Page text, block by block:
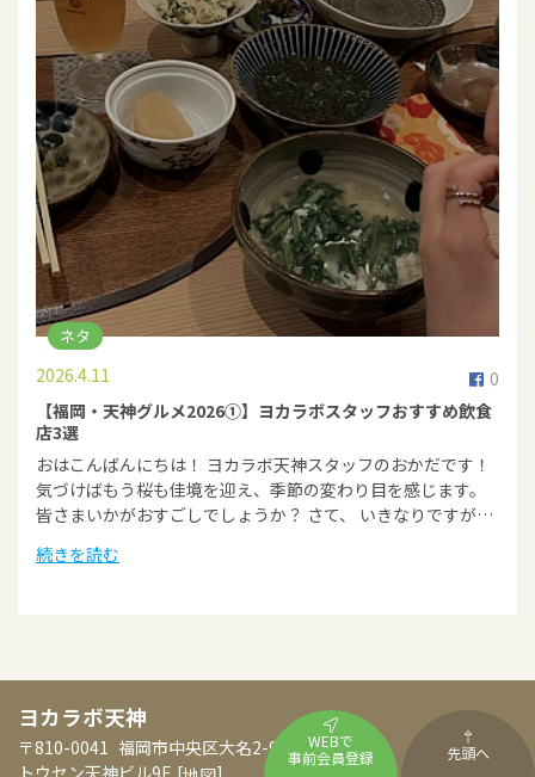
ネタ
0
2026.4.11
【福岡・天神グルメ2026①】ヨカラボスタッフおすすめ飲食
店3選
おはこんばんにちは！ ヨカラボ天神スタッフのおかだです！
気づけばもう桜も佳境を迎え、季節の変わり目を感じます。
皆さまいかがおすごしでしょうか？ さて、 いきなりですが…
続きを読む
ヨカラボ天神
〒810-0041 福岡市中央区大名2-9-35
トウセン天神ビル9F [ ]
WEBで
事前会員登録
先頭へ